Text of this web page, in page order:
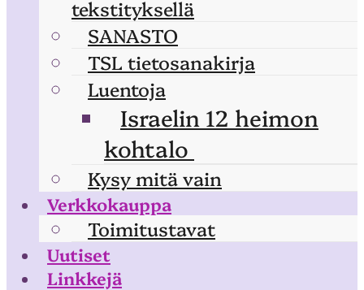
tekstityksellä
SANASTO
TSL tietosanakirja
Luentoja
Israelin 12 heimon
kohtalo
Kysy mitä vain
Verkkokauppa
Toimitustavat
Uutiset
Linkkejä